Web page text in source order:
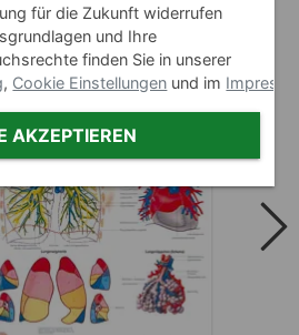
für die Zukunft widerrufen
und Ihre
finden Sie in unserer
, Cookie Einstellungen und im
AKZEPTIEREN